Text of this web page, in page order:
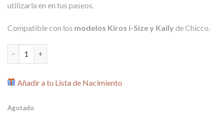
utilizarla en en tus paseos.
Compatible con los modelos Kiros i-Size y Kaily de Chicco.
Añadir a tu Lista de Nacimiento
Agotado